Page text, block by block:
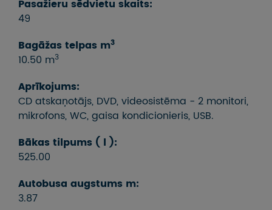
Pasažieru sēdvietu skaits:
49
Bagāžas telpas m3
10.50 m3
Aprīkojums:
CD atskaņotājs, DVD, videosistēma - 2 monitori,
mikrofons, WC, gaisa kondicionieris, USB.
Bākas tilpums ( l ):
525.00
Autobusa augstums m:
3.87